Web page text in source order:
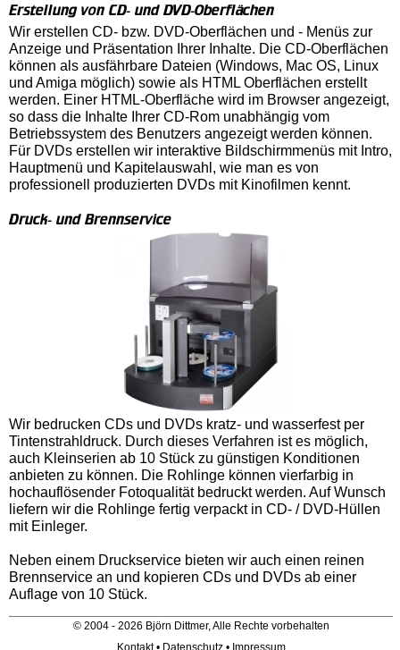
Erstellung von CD- und DVD-Oberflächen
Wir erstellen CD- bzw. DVD-Oberflächen und - Menüs zur
Anzeige und Präsentation Ihrer Inhalte. Die CD-Oberflächen
können als ausfährbare Dateien (Windows, Mac OS, Linux
und Amiga möglich) sowie als HTML Oberflächen erstellt
werden. Einer HTML-Oberfläche wird im Browser angezeigt,
so dass die Inhalte Ihrer CD-Rom unabhängig vom
Betriebssystem des Benutzers angezeigt werden können.
Für DVDs erstellen wir interaktive Bildschirmmenüs mit Intro,
Hauptmenü und Kapitelauswahl, wie man es von
professionell produzierten DVDs mit Kinofilmen kennt.
Druck- und Brennservice
Wir bedrucken CDs und DVDs kratz- und wasserfest per
Tintenstrahldruck. Durch dieses Verfahren ist es möglich,
auch Kleinserien ab 10 Stück zu günstigen Konditionen
anbieten zu können. Die Rohlinge können vierfarbig in
hochauflösender Fotoqualität bedruckt werden. Auf Wunsch
liefern wir die Rohlinge fertig verpackt in CD- / DVD-Hüllen
mit Einleger.
Neben einem Druckservice bieten wir auch einen reinen
Brennservice an und kopieren CDs und DVDs ab einer
Auflage von 10 Stück.
© 2004 - 2026 Björn Dittmer, Alle Rechte vorbehalten
Kontakt• Datenschutz• Impressum